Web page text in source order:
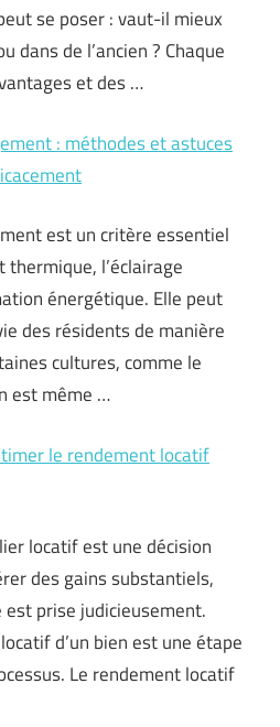
se poser : vaut-il mieux
dans de l’ancien ? Chaque
et des …
: méthodes et astuces
est un critère essentiel
l’éclairage
énergétique. Elle peut
des résidents de manière
cultures, comme le
est même …
le rendement locatif
locatif est une décision
des gains substantiels,
prise judicieusement.
d’un bien est une étape
Le rendement locatif